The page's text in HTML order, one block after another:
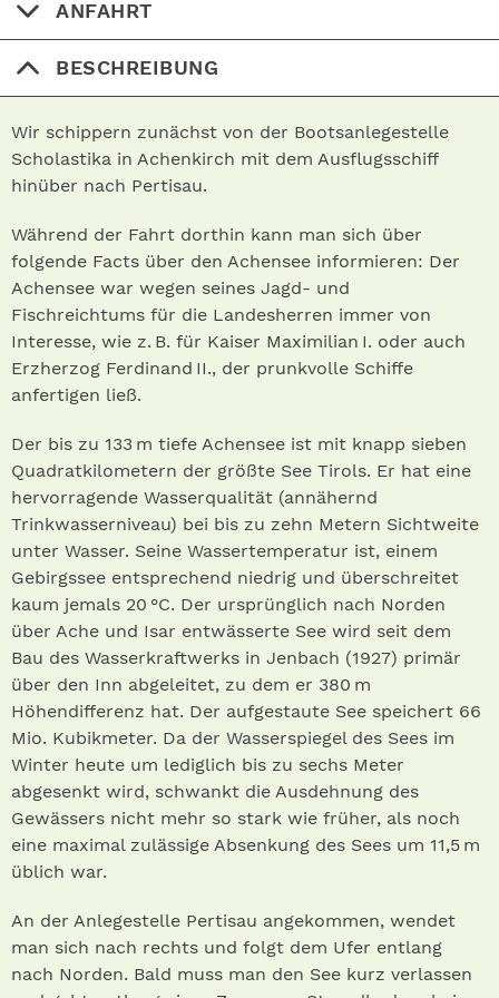
ANFAHRT
BESCHREIBUNG
Wir schippern zunächst von der Bootsanlegestelle
Scholastika in Achenkirch mit dem Ausflugsschiff
hinüber nach Pertisau.
Während der Fahrt dorthin kann man sich über
folgende Facts über den Achensee informieren: Der
Achensee war wegen seines Jagd- und
Fischreichtums für die Landesherren immer von
Interesse, wie z. B. für Kaiser Maximilian I. oder auch
Erzherzog Ferdinand II., der prunkvolle Schiffe
anfertigen ließ.
Der bis zu 133 m tiefe Achensee ist mit knapp sieben
Quadratkilometern der größte See Tirols. Er hat eine
hervorragende Wasserqualität (annähernd
Trinkwasserniveau) bei bis zu zehn Metern Sichtweite
unter Wasser. Seine Wassertemperatur ist, einem
Gebirgssee entsprechend niedrig und überschreitet
kaum jemals 20 °C. Der ursprünglich nach Norden
über Ache und Isar entwässerte See wird seit dem
Bau des Wasserkraftwerks in Jenbach (1927) primär
über den Inn abgeleitet, zu dem er 380 m
Höhendifferenz hat. Der aufgestaute See speichert 66
Mio. Kubikmeter. Da der Wasserspiegel des Sees im
Winter heute um lediglich bis zu sechs Meter
abgesenkt wird, schwankt die Ausdehnung des
Gewässers nicht mehr so stark wie früher, als noch
eine maximal zulässige Absenkung des Sees um 11,5 m
üblich war.
An der Anlegestelle Pertisau angekommen, wendet
man sich nach rechts und folgt dem Ufer entlang
nach Norden. Bald muss man den See kurz verlassen